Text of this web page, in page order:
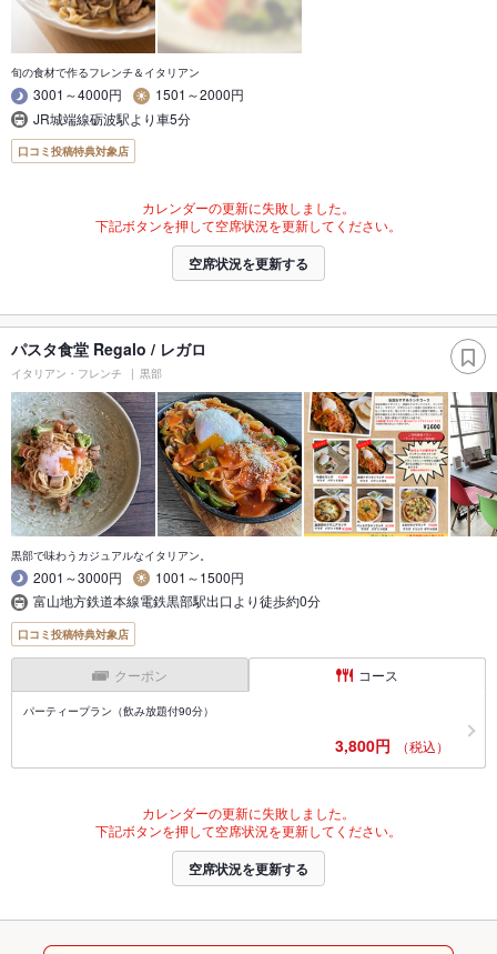
旬の食材で作るフレンチ＆イタリアン
3001～4000円
1501～2000円
JR城端線砺波駅より車5分
口コミ投稿特典対象店
カレンダーの更新に失敗しました。
下記ボタンを押して空席状況を更新してください。
空席状況を更新する
パスタ食堂 Regalo / レガロ
イタリアン・フレンチ 黒部
黒部で味わうカジュアルなイタリアン。
2001～3000円
1001～1500円
富山地方鉄道本線電鉄黒部駅出口より徒歩約0分
口コミ投稿特典対象店
クーポン コース
パーティープラン（飲み放題付90分）
3,800円 （税込）
カレンダーの更新に失敗しました。
下記ボタンを押して空席状況を更新してください。
空席状況を更新する